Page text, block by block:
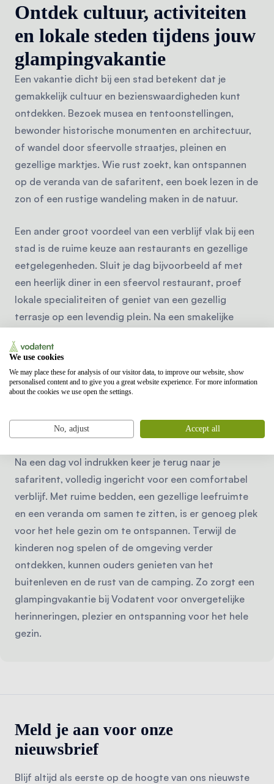
Ontdek cultuur, activiteiten
en lokale steden tijdens jouw
glampingvakantie
Een vakantie dicht bij een stad betekent dat je
gemakkelijk cultuur en bezienswaardigheden kunt
ontdekken. Bezoek musea en tentoonstellingen,
bewonder historische monumenten en architectuur,
of wandel door sfeervolle straatjes, pleinen en
gezellige marktjes. Wie rust zoekt, kan ontspannen
op de veranda van de safaritent, een boek lezen in de
zon of een rustige wandeling maken in de natuur.
Een ander groot voordeel van een verblijf vlak bij een
stad is de ruime keuze aan restaurants en gezellige
eetgelegenheden. Sluit je dag bijvoorbeeld af met
een heerlijk diner in een sfeervol restaurant, proef
lokale specialiteiten of geniet van een gezellig
terrasje op een levendig plein. Na een smakelijke
de camping en de natuur rondom je safaritent.
Familievakantie in de buurt
van een stad
Na een dag vol indrukken keer je terug naar je
safaritent, volledig ingericht voor een comfortabel
verblijf. Met ruime bedden, een gezellige leefruimte
en een veranda om samen te zitten, is er genoeg plek
voor het hele gezin om te ontspannen. Terwijl de
kinderen nog spelen of de omgeving verder
ontdekken, kunnen ouders genieten van het
buitenleven en de rust van de camping. Zo zorgt een
glampingvakantie bij Vodatent voor onvergetelijke
herinneringen, plezier en ontspanning voor het hele
gezin.
Meld je aan voor onze
nieuwsbrief
Blijf altijd als eerste op de hoogte van ons nieuwste
We use cookies
We may place these for analysis of our visitor data, to improve our website, show
personalised content and to give you a great website experience. For more information
about the cookies we use open the settings.
No, adjust Accept all